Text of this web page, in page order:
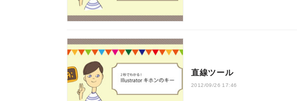
直線ツール
2012/09/26 17:46